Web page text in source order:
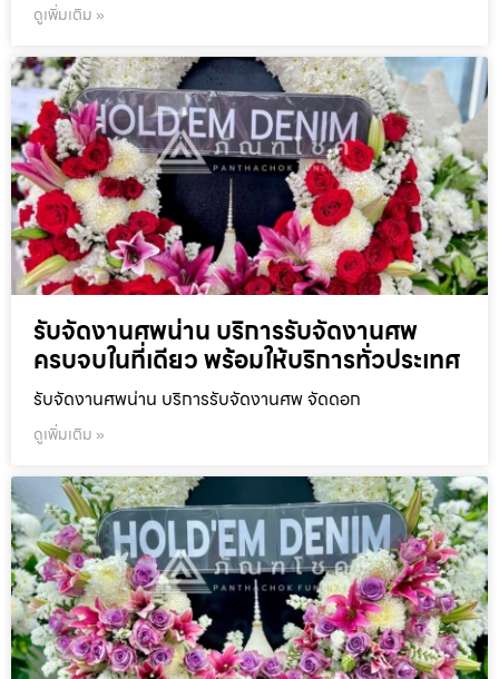
ดูเพิ่มเติม »
รับจัดงานศพน่าน บริการรับจัดงานศพ
ครบจบในที่เดียว พร้อมให้บริการทั่วประเทศ
รับจัดงานศพน่าน บริการรับจัดงานศพ จัดดอก
ดูเพิ่มเติม »